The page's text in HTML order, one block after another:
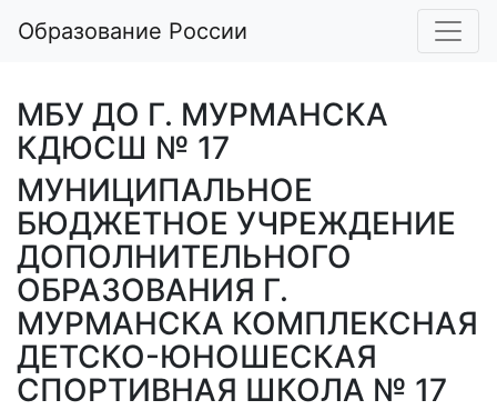
Образование России
МБУ ДО Г. МУРМАНСКА
КДЮСШ № 17
МУНИЦИПАЛЬНОЕ
БЮДЖЕТНОЕ УЧРЕЖДЕНИЕ
ДОПОЛНИТЕЛЬНОГО
ОБРАЗОВАНИЯ Г.
МУРМАНСКА КОМПЛЕКСНАЯ
ДЕТСКО-ЮНОШЕСКАЯ
СПОРТИВНАЯ ШКОЛА № 17